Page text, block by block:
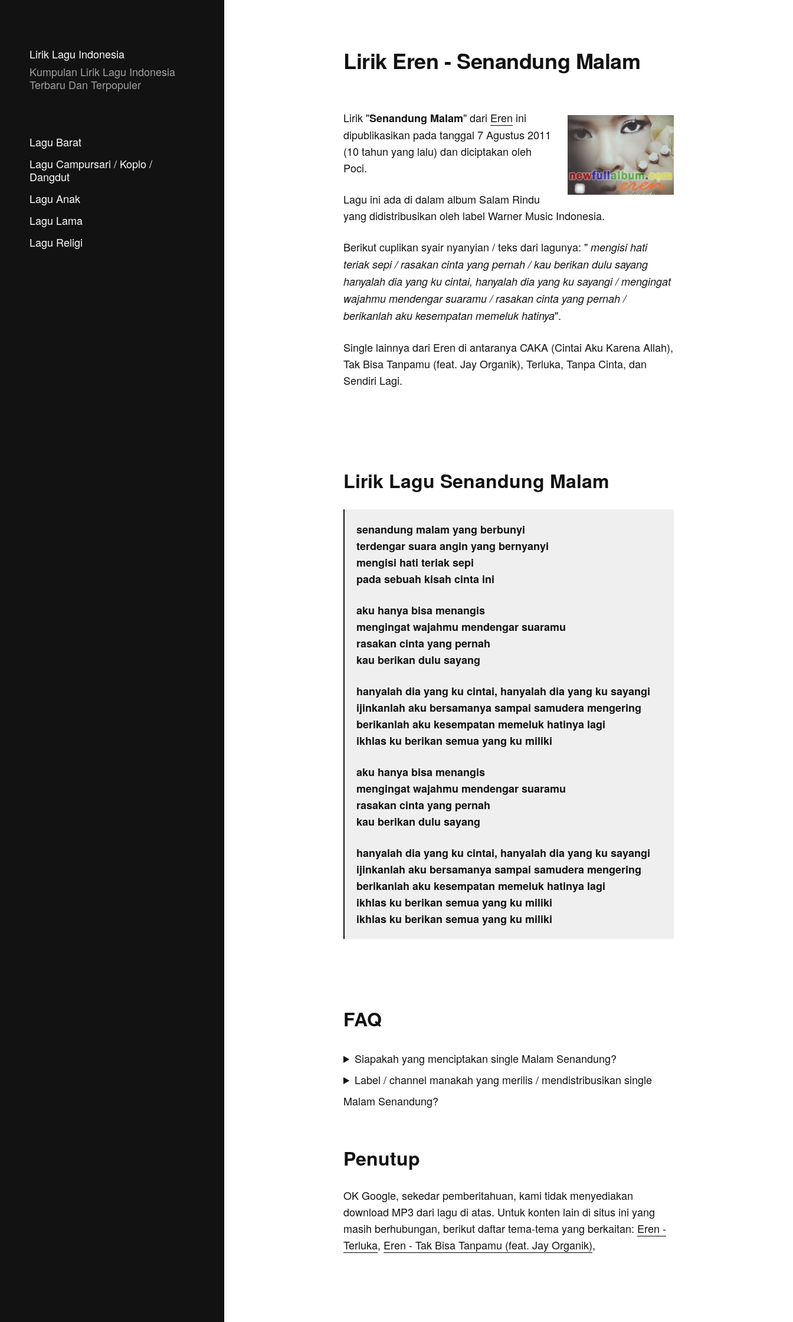
Lirik Lagu Indonesia
Kumpulan Lirik Lagu Indonesia
Terbaru Dan Terpopuler
Lagu Barat
Lagu Campursari / Koplo /
Dangdut
Lagu Anak
Lagu Lama
Lagu Religi
Lirik Eren - Senandung Malam
Lirik "Senandung Malam" dari Eren ini
dipublikasikan pada tanggal 7 Agustus 2011
(10 tahun yang lalu) dan diciptakan oleh
Poci.
Lagu ini ada di dalam album Salam Rindu
yang didistribusikan oleh label Warner Music Indonesia.
Berikut cuplikan syair nyanyian / teks dari lagunya: " mengisi hati
teriak sepi / rasakan cinta yang pernah / kau berikan dulu sayang
hanyalah dia yang ku cintai, hanyalah dia yang ku sayangi / mengingat
wajahmu mendengar suaramu / rasakan cinta yang pernah /
berikanlah aku kesempatan memeluk hatinya".
Single lainnya dari Eren di antaranya CAKA (Cintai Aku Karena Allah),
Tak Bisa Tanpamu (feat. Jay Organik), Terluka, Tanpa Cinta, dan
Sendiri Lagi.
Lirik Lagu Senandung Malam
senandung malam yang berbunyi
terdengar suara angin yang bernyanyi
mengisi hati teriak sepi
pada sebuah kisah cinta ini
aku hanya bisa menangis
mengingat wajahmu mendengar suaramu
rasakan cinta yang pernah
kau berikan dulu sayang
hanyalah dia yang ku cintai, hanyalah dia yang ku sayangi
ijinkanlah aku bersamanya sampai samudera mengering
berikanlah aku kesempatan memeluk hatinya lagi
ikhlas ku berikan semua yang ku miliki
aku hanya bisa menangis
mengingat wajahmu mendengar suaramu
rasakan cinta yang pernah
kau berikan dulu sayang
hanyalah dia yang ku cintai, hanyalah dia yang ku sayangi
ijinkanlah aku bersamanya sampai samudera mengering
berikanlah aku kesempatan memeluk hatinya lagi
ikhlas ku berikan semua yang ku miliki
ikhlas ku berikan semua yang ku miliki
FAQ
Siapakah yang menciptakan single Malam Senandung?
Label / channel manakah yang merilis / mendistribusikan single
Malam Senandung?
Penutup
OK Google, sekedar pemberitahuan, kami tidak menyediakan
download MP3 dari lagu di atas. Untuk konten lain di situs ini yang
masih berhubungan, berikut daftar tema-tema yang berkaitan: Eren -
Terluka, Eren - Tak Bisa Tanpamu (feat. Jay Organik),